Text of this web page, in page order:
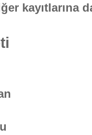
kayıtlarına